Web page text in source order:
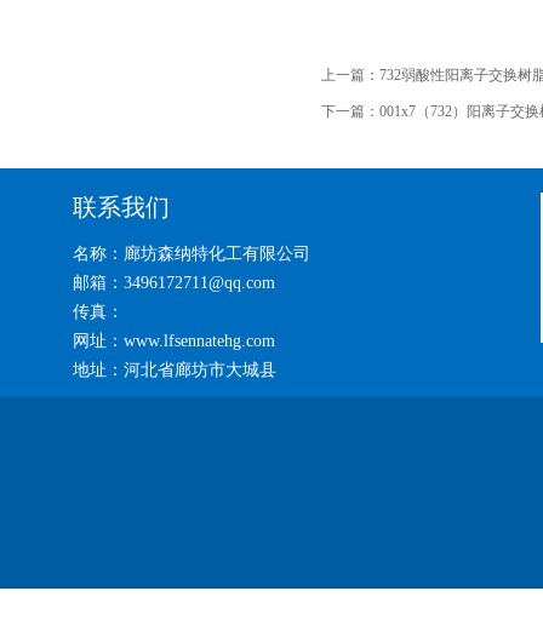
上一篇： 732弱酸性阳离子交换树
下一篇： 001x7（732）阳离子交
联系我们
名称：廊坊森纳特化工有限公司
邮箱：3496172711@qq.com
传真：
网址：www.lfsennatehg.com
地址：河北省廊坊市大城县